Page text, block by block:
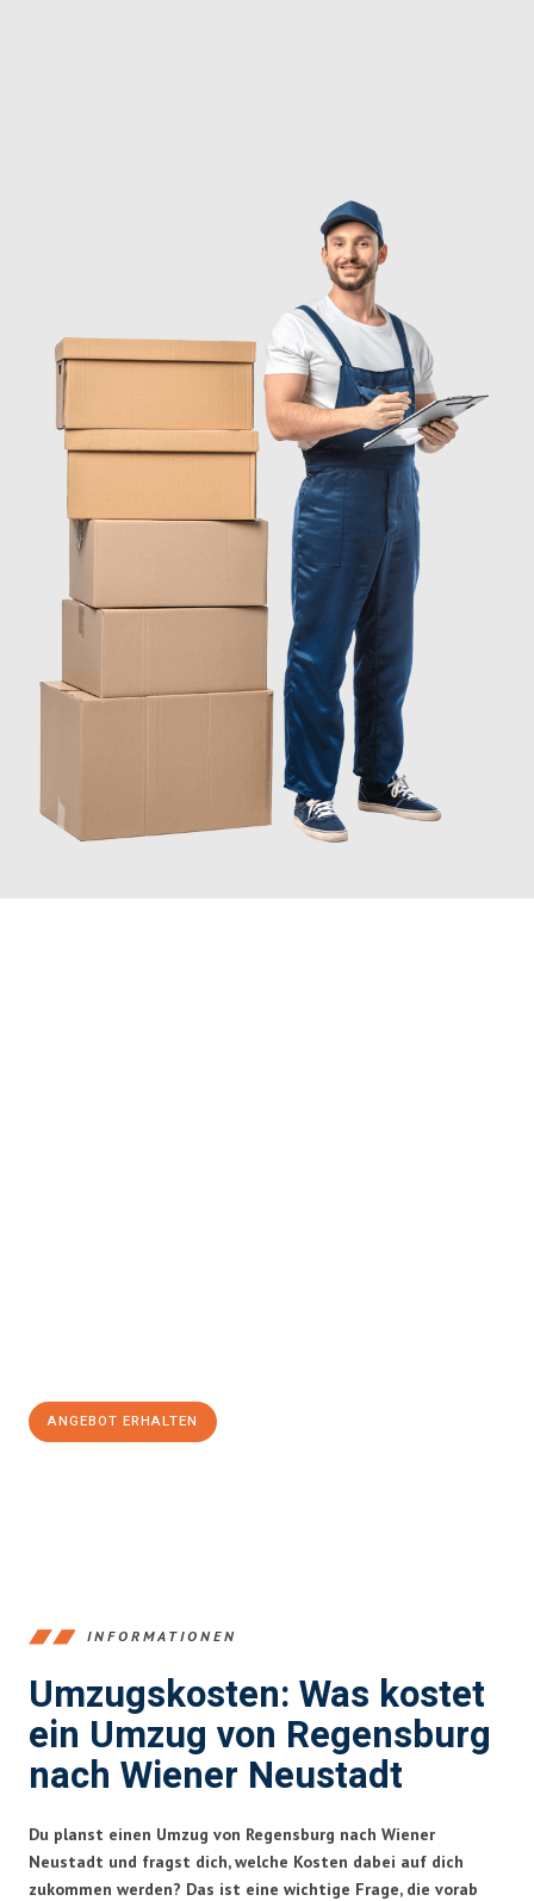
ANGEBOT ERHALTEN
INFORMATIONEN
Umzugskosten: Was kostet
ein Umzug von Regensburg
nach Wiener Neustadt
Du planst einen Umzug von Regensburg nach Wiener
Neustadt und fragst dich, welche Kosten dabei auf dich
zukommen werden? Das ist eine wichtige Frage, die vorab